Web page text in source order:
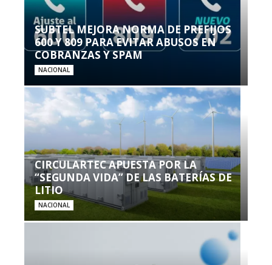
SUBTEL MEJORA NORMA DE PREFIJOS
600 Y 809 PARA EVITAR ABUSOS EN
COBRANZAS Y SPAM
NACIONAL
CIRCULARTEC APUESTA POR LA
“SEGUNDA VIDA” DE LAS BATERÍAS DE
LITIO
NACIONAL